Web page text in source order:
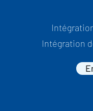
Intégration